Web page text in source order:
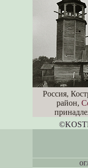
Россия,
район,